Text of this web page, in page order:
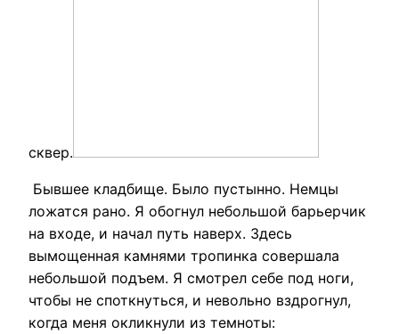
сквер.
Бывшее кладбище. Было пустынно. Немцы
ложатся рано. Я обогнул небольшой барьерчик
на входе, и начал путь наверх. Здесь
вымощенная камнями тропинка совершала
небольшой подъем. Я смотрел себе под ноги,
чтобы не споткнуться, и невольно вздрогнул,
когда меня окликнули из темноты: